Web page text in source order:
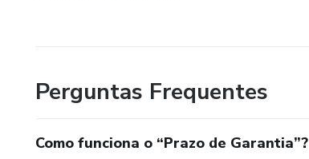
Perguntas Frequentes
Como funciona o “Prazo de Garantia”?